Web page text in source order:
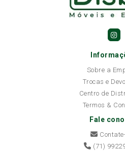
Sobre a
Trocas e
Centro de
Termos &
Fale
(71)